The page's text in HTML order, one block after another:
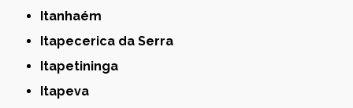
Itanhaém
Itapecerica da Serra
Itapetininga
Itapeva